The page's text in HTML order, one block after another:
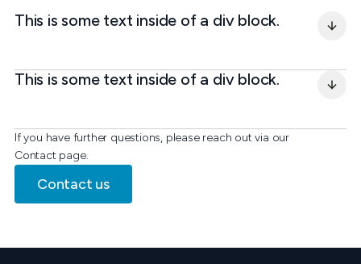
If you have further questions, please reach out via our
Contact page.
Contact us
This is some text inside of a div block.
This is some text inside of a div block.